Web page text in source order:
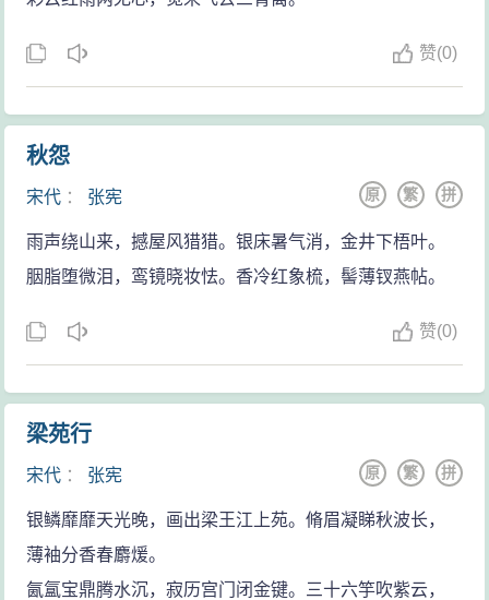
赞(0)
秋怨
宋代 ： 张宪 拼
繁
原
雨声绕山来，撼屋风猎猎。银床暑气消，金井下梧叶。
胭脂堕微泪，鸾镜晓妆怯。香冷红象梳，髻薄钗燕帖。
赞(0)
梁苑行
宋代 ： 张宪 拼
繁
原
银鳞靡靡天光晚，画出梁王江上苑。脩眉凝睇秋波长，
薄袖分香春麝煖。
氤氲宝鼎腾水沉，寂历宫门闭金键。三十六竽吹紫云，